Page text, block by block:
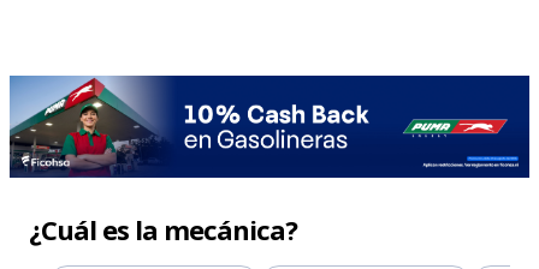
¿Cuál es la mecánica?